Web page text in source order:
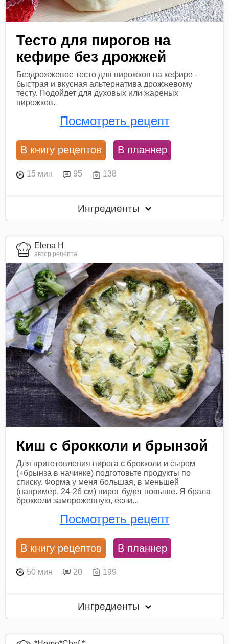
Тесто для пирогов на
кефире без дрожжей
Бездрожжевое тесто для пирожков на кефире -
быстрая и вкусная альтернатива дрожжевому
тесту. Подойдет для духовых или жареных
пирожков.
Посмотреть рецепт
В книгу рецептов В планнер
15 мин 95 138
Ингредиенты
Elena H
автор рецепта
Киш с брокколи и брынзой
Для приготовления пирога с брокколи и сыром
(+брынза в начинке) подготовьте продукты по
списку. Форма у меня большая, в меньшей
(например, 24-26 см) пирог будет повыше. Я брала
брокколи замороженную, если...
Посмотреть рецепт
В книгу рецептов В планнер
50 мин 20 199
Ингредиенты